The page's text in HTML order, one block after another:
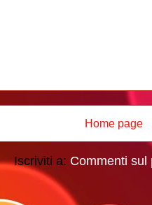
Home page
Iscriviti a: Commenti sul